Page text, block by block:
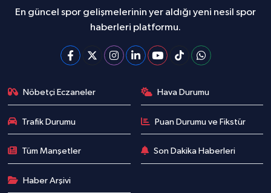
En güncel spor gelişmelerinin yer aldığı yeni nesil spor
haberleri platformu.
Nöbetçi Eczaneler Hava Durumu
Trafik Durumu Puan Durumu ve Fikstür
Tüm Manşetler Son Dakika Haberleri
Haber Arşivi